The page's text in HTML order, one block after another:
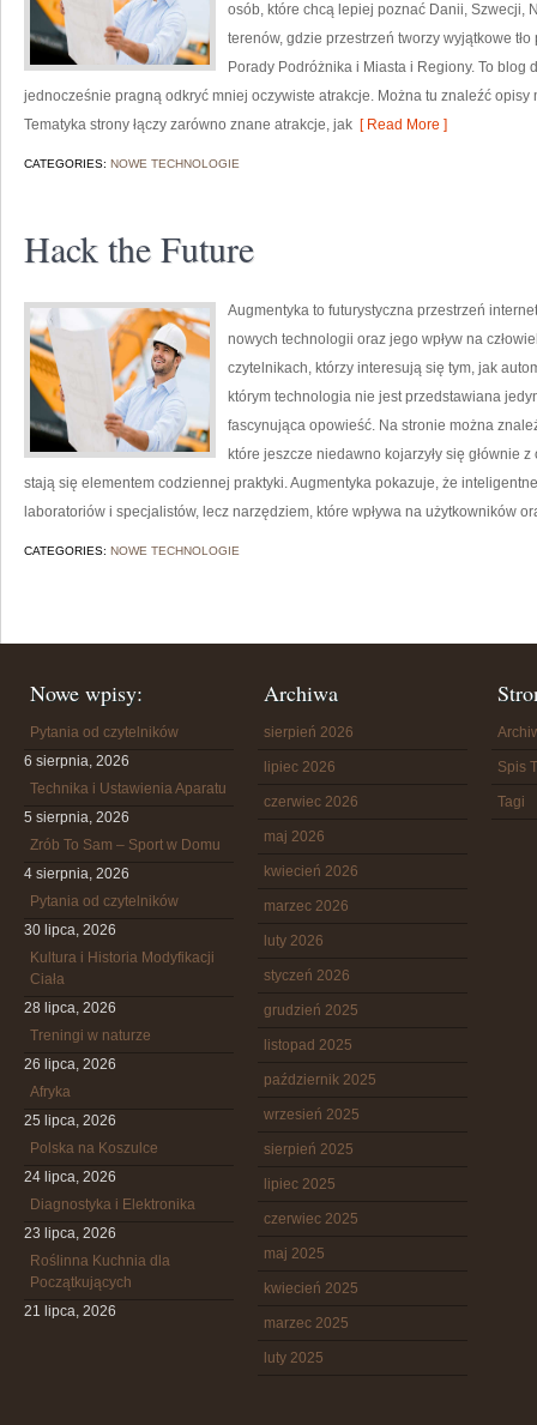
osób, które chcą lepiej poznać Danii, Szwecji,
terenów, gdzie przestrzeń tworzy wyjątkowe
Porady Podróżnika i Miasta i Regiony. To
jednocześnie pragną odkryć mniej oczywiste atrakcje. Można tu znaleźć
Tematyka strony łączy zarówno znane atrakcje, jak [ Read More ]
CATEGORIES: NOWE TECHNOLOGIE
Hack the Future
Augmentyka to futurystyczna przestrzeń
nowych technologii oraz jego wpływ na
czytelnikach, którzy interesują się tym, jak
którym technologia nie jest przedstawiana
fascynująca opowieść. Na stronie można
które jeszcze niedawno kojarzyły się głównie
stają się elementem codziennej praktyki. Augmentyka pokazuje, że
laboratoriów i specjalistów, lecz narzędziem, które wpływa na użytkowników
CATEGORIES: NOWE TECHNOLOGIE
Nowe wpisy:
Pytania od czytelników
6 sierpnia, 2026
Technika i Ustawienia Aparatu
5 sierpnia, 2026
Zrób To Sam – Sport w Domu
4 sierpnia, 2026
Pytania od czytelników
30 lipca, 2026
Kultura i Historia Modyfikacji
Ciała
28 lipca, 2026
Treningi w naturze
26 lipca, 2026
Afryka
25 lipca, 2026
Polska na Koszulce
24 lipca, 2026
Diagnostyka i Elektronika
23 lipca, 2026
Roślinna Kuchnia dla
Początkujących
21 lipca, 2026
Archiwa
sierpień 2026
lipiec 2026
czerwiec 2026
maj 2026
kwiecień 2026
marzec 2026
luty 2026
styczeń 2026
grudzień 2025
listopad 2025
październik 2025
wrzesień 2025
sierpień 2025
lipiec 2025
czerwiec 2025
maj 2025
kwiecień 2025
marzec 2025
luty 2025
Spis
Tagi